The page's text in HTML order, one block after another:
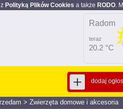
Polityką Plików Cookies a także RODO.
Radom
teraz
20.2 °C
dodaj
> Zwierzęta domowe i akcesoria